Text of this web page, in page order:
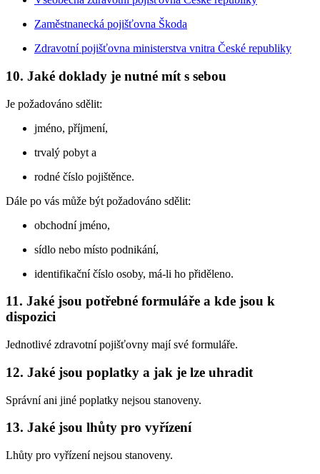
Zaměstnanecká pojišťovna Škoda
Zdravotní pojišťovna ministerstva vnitra České republiky
10. Jaké doklady je nutné mít s sebou
Je požadováno sdělit:
jméno, příjmení,
trvalý pobyt a
rodné číslo pojištěnce.
Dále po vás může být požadováno sdělit:
obchodní jméno,
sídlo nebo místo podnikání,
identifikační číslo osoby, má-li ho přiděleno.
11. Jaké jsou potřebné formuláře a kde jsou k
dispozici
Jednotlivé zdravotní pojišťovny mají své formuláře.
12. Jaké jsou poplatky a jak je lze uhradit
Správní ani jiné poplatky nejsou stanoveny.
13. Jaké jsou lhůty pro vyřízení
Lhůty pro vyřízení nejsou stanoveny.